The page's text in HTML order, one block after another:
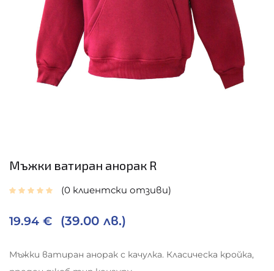
Мъжки ватиран анорак R
0 клиентски отзиви
19.94 € (39.00 лв.)
Мъжки ватиран анорак с качулка. Класическа кройка,